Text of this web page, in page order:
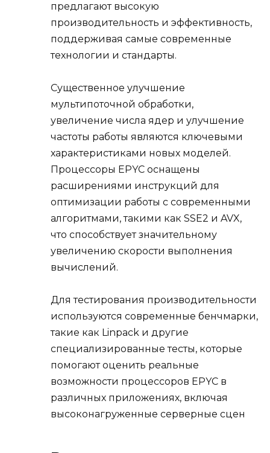
предлагают высокую
производительность и эффективность,
поддерживая самые современные
технологии и стандарты.
Существенное улучшение
мультипоточной обработки,
увеличение числа ядер и улучшение
частоты работы являются ключевыми
характеристиками новых моделей.
Процессоры EPYC оснащены
расширениями инструкций для
оптимизации работы с современными
алгоритмами, такими как SSE2 и AVX,
что способствует значительному
увеличению скорости выполнения
вычислений.
Для тестирования производительности
используются современные бенчмарки,
такие как Linpack и другие
специализированные тесты, которые
помогают оценить реальные
возможности процессоров EPYC в
различных приложениях, включая
высоконагруженные серверные сцен